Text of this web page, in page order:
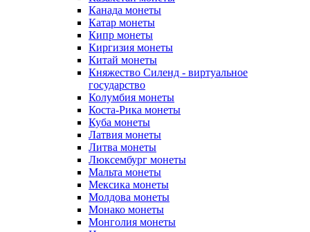
Канада монеты
Катар монеты
Кипр монеты
Киргизия монеты
Китай монеты
Княжество Силенд - виртуальное
государство
Колумбия монеты
Коста-Рика монеты
Куба монеты
Латвия монеты
Литва монеты
Люксембург монеты
Мальта монеты
Мексика монеты
Молдова монеты
Монако монеты
Монголия монеты